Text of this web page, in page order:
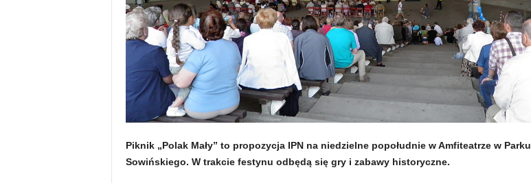
Piknik „Polak Mały” to propozycja IPN na niedzielne popołudnie w Amfiteatrze w Parku
Sowińskiego. W trakcie festynu odbędą się gry i zabawy historyczne.